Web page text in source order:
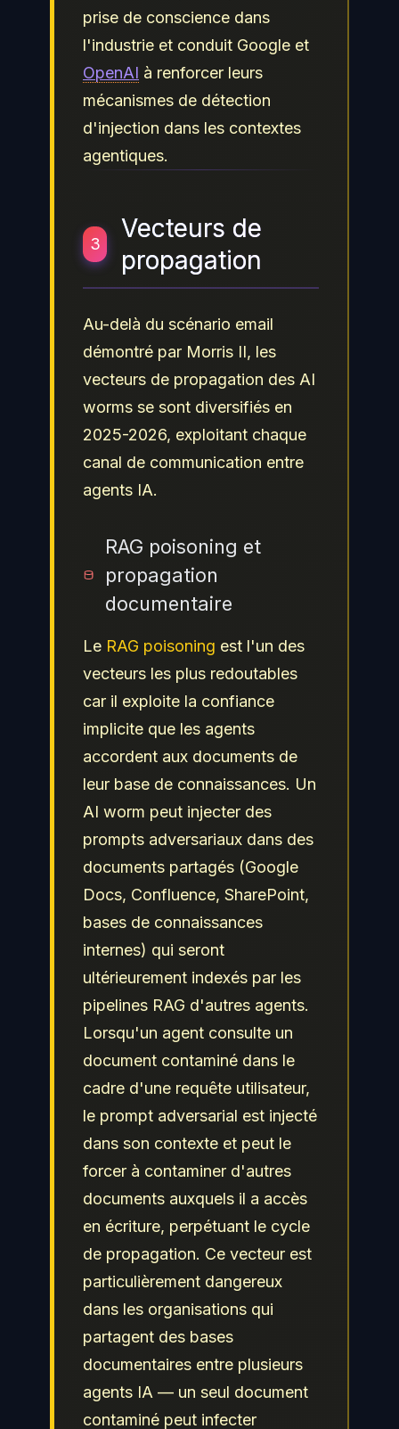
prise de conscience dans
l'industrie et conduit Google et
OpenAI à renforcer leurs
mécanismes de détection
d'injection dans les contextes
agentiques.
3
Vecteurs de
propagation
Au-delà du scénario email
démontré par Morris II, les
vecteurs de propagation des AI
worms se sont diversifiés en
2025-2026, exploitant chaque
canal de communication entre
agents IA.
RAG poisoning et
propagation
documentaire
Le RAG poisoning est l'un des
vecteurs les plus redoutables
car il exploite la confiance
implicite que les agents
accordent aux documents de
leur base de connaissances. Un
AI worm peut injecter des
prompts adversariaux dans des
documents partagés (Google
Docs, Confluence, SharePoint,
bases de connaissances
internes) qui seront
ultérieurement indexés par les
pipelines RAG d'autres agents.
Lorsqu'un agent consulte un
document contaminé dans le
cadre d'une requête utilisateur,
le prompt adversarial est injecté
dans son contexte et peut le
forcer à contaminer d'autres
documents auxquels il a accès
en écriture, perpétuant le cycle
de propagation. Ce vecteur est
particulièrement dangereux
dans les organisations qui
partagent des bases
documentaires entre plusieurs
agents IA — un seul document
contaminé peut infecter